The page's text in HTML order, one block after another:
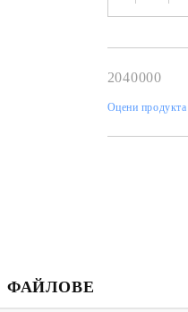
2040000
Оцени продукта
ФАЙЛОВЕ